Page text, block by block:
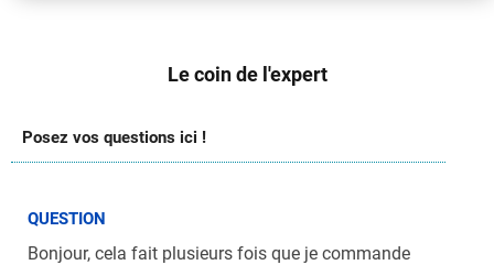
Le coin de l'expert
Posez vos questions ici !
QUESTION
Bonjour, cela fait plusieurs fois que je commande